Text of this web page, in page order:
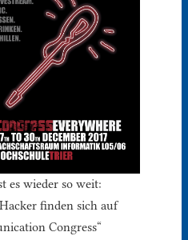
es wieder so weit:
finden sich auf
Congress“